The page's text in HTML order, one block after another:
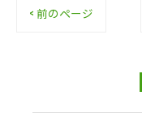
< 前のページ